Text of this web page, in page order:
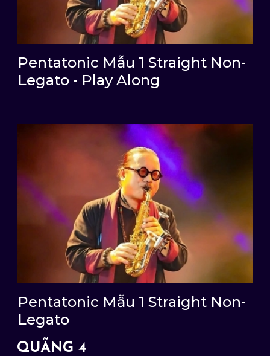
Pentatonic Mẫu 1 Straight Non-
Legato - Play Along
Pentatonic Mẫu 1 Straight Non-
Legato
QUÃNG 4